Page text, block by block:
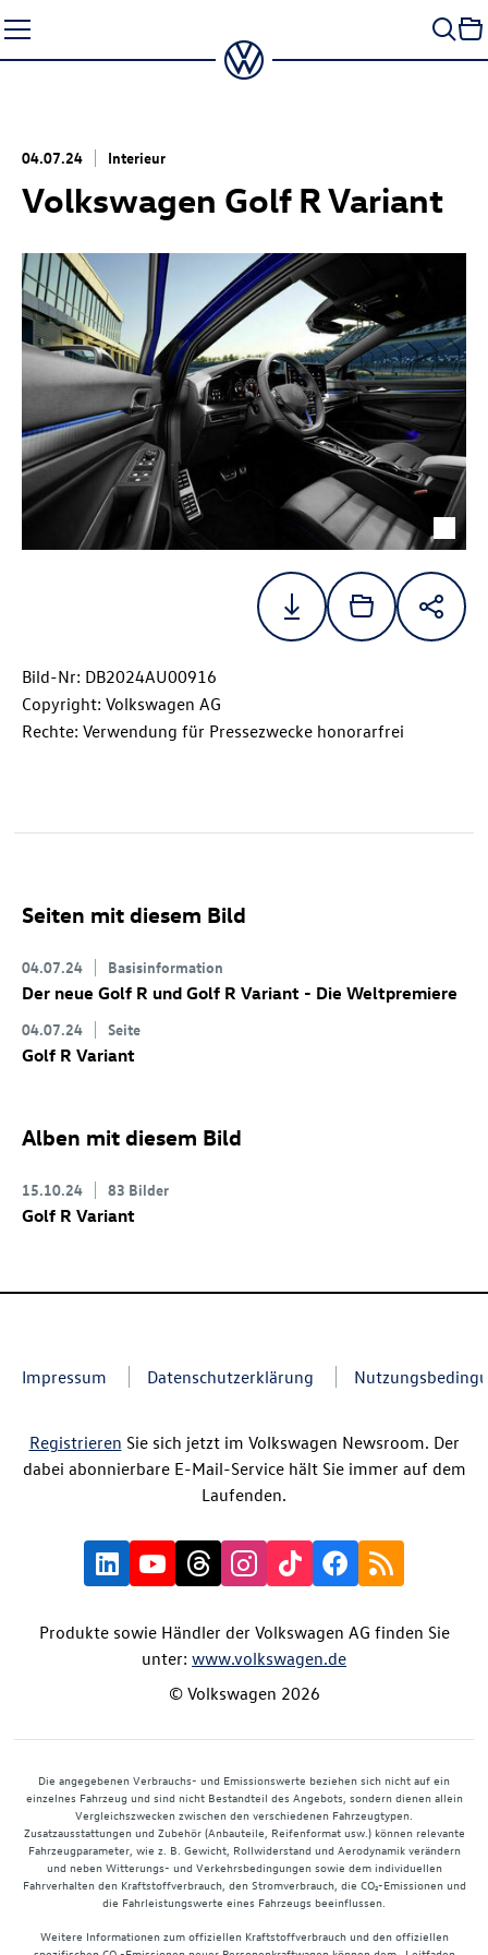
Seiteninhalt
springen
04.07.24 Interieur
Volkswagen Golf RVariant
Bild-Nr: DB2024AU00916
Copyright: Volkswagen AG
Rechte: Verwendung für Pressezwecke honorarfrei
Seiten mit diesem Bild
04.07.24 Basisinformation
Der neue Golf R und Golf R Variant - Die Weltpremiere
04.07.24 Seite
Golf R Variant
Alben mit diesem Bild
15.10.24 83 Bilder
Golf R Variant
Impressum Datenschutzerklärung
Registrieren Sie sich jetzt im Volkswagen Newsroom. Der
dabei abonnierbare E-Mail-Service hält Sie immer auf dem
Laufenden.
Produkte sowie Händler der Volkswagen AG finden Sie
unter: www.volkswagen.de
© Volkswagen 2026
Die angegebenen Verbrauchs- und Emissionswerte beziehen sich nicht auf ein
einzelnes Fahrzeug und sind nicht Bestandteil des Angebots, sondern dienen allein
Vergleichszwecken zwischen den verschiedenen Fahrzeugtypen.
Zusatzausstattungen und Zubehör (Anbauteile, Reifenformat usw.) können relevante
Fahrzeugparameter, wie z. B. Gewicht, Rollwiderstand und Aerodynamik verändern
und neben Witterungs- und Verkehrsbedingungen sowie dem individuellen
Fahrverhalten den Kraftstoffverbrauch, den Stromverbrauch, die CO₂-Emissionen und
die Fahrleistungswerte eines Fahrzeugs beeinflussen.
Weitere Informationen zum offiziellen Kraftstoffverbrauch und den offiziellen